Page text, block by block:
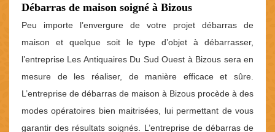
Débarras de maison soigné à Bizous
Peu importe l’envergure de votre projet débarras de
maison et quelque soit le type d’objet à débarrasser,
l’entreprise Les Antiquaires Du Sud Ouest à Bizous sera en
mesure de les réaliser, de manière efficace et sûre.
L’entreprise de débarras de maison à Bizous procède à des
modes opératoires bien maitrisées, lui permettant de vous
garantir des résultats soignés. L’entreprise de débarras de